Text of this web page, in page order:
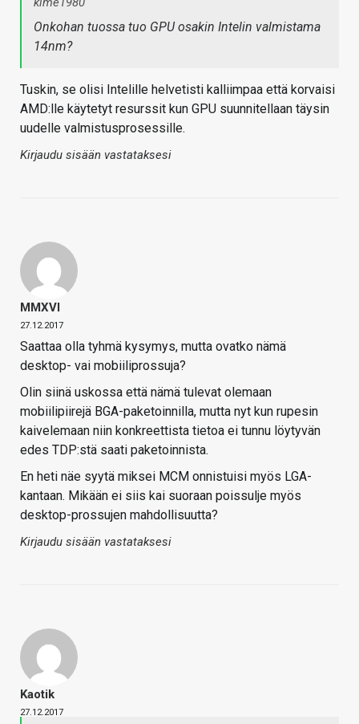
Onkohan tuossa tuo GPU osakin Intelin valmistama
14nm?
Tuskin, se olisi Intelille helvetisti kalliimpaa että korvaisi
AMD:lle käytetyt resurssit kun GPU suunnitellaan täysin
uudelle valmistusprosessille.
Kirjaudu sisään vastataksesi
MMXVI
27.12.2017
Saattaa olla tyhmä kysymys, mutta ovatko nämä
desktop- vai mobiiliprossuja?
Olin siinä uskossa että nämä tulevat olemaan
mobiilipiirejä BGA-paketoinnilla, mutta nyt kun rupesin
kaivelemaan niin konkreettista tietoa ei tunnu löytyvän
edes TDP:stä saati paketoinnista.
En heti näe syytä miksei MCM onnistuisi myös LGA-
kantaan. Mikään ei siis kai suoraan poissulje myös
desktop-prossujen mahdollisuutta?
Kirjaudu sisään vastataksesi
Kaotik
27.12.2017